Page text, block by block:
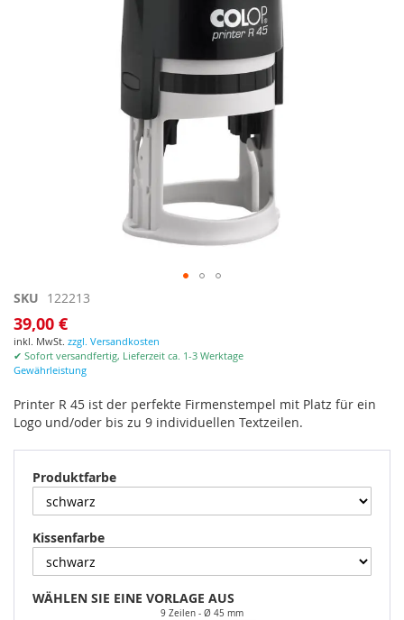
Zum
Anfang
der
Bildgalerie
springen
SKU 122213
39,00 €
inkl. MwSt. zzgl. Versandkosten
✔ Sofort versandfertig, Lieferzeit ca. 1-3 Werktage
Gewährleistung
Printer R 45 ist der perfekte Firmenstempel mit Platz für ein
Logo und/oder bis zu 9 individuellen Textzeilen.
Produktfarbe
Kissenfarbe
WÄHLEN SIE EINE VORLAGE AUS
9 Zeilen Ø 45 mm